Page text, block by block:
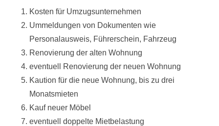
Kosten für Umzugsunternehmen
Ummeldungen von Dokumenten wie
Personalausweis, Führerschein, Fahrzeug
Renovierung der alten Wohnung
eventuell Renovierung der neuen Wohnung
Kaution für die neue Wohnung, bis zu drei
Monatsmieten
Kauf neuer Möbel
eventuell doppelte Mietbelastung